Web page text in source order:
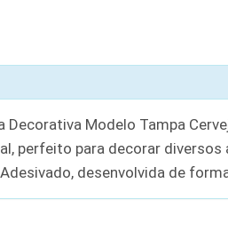
Decorativa Modelo Tampa
perfeito para decorar diversos
desenvolvida de